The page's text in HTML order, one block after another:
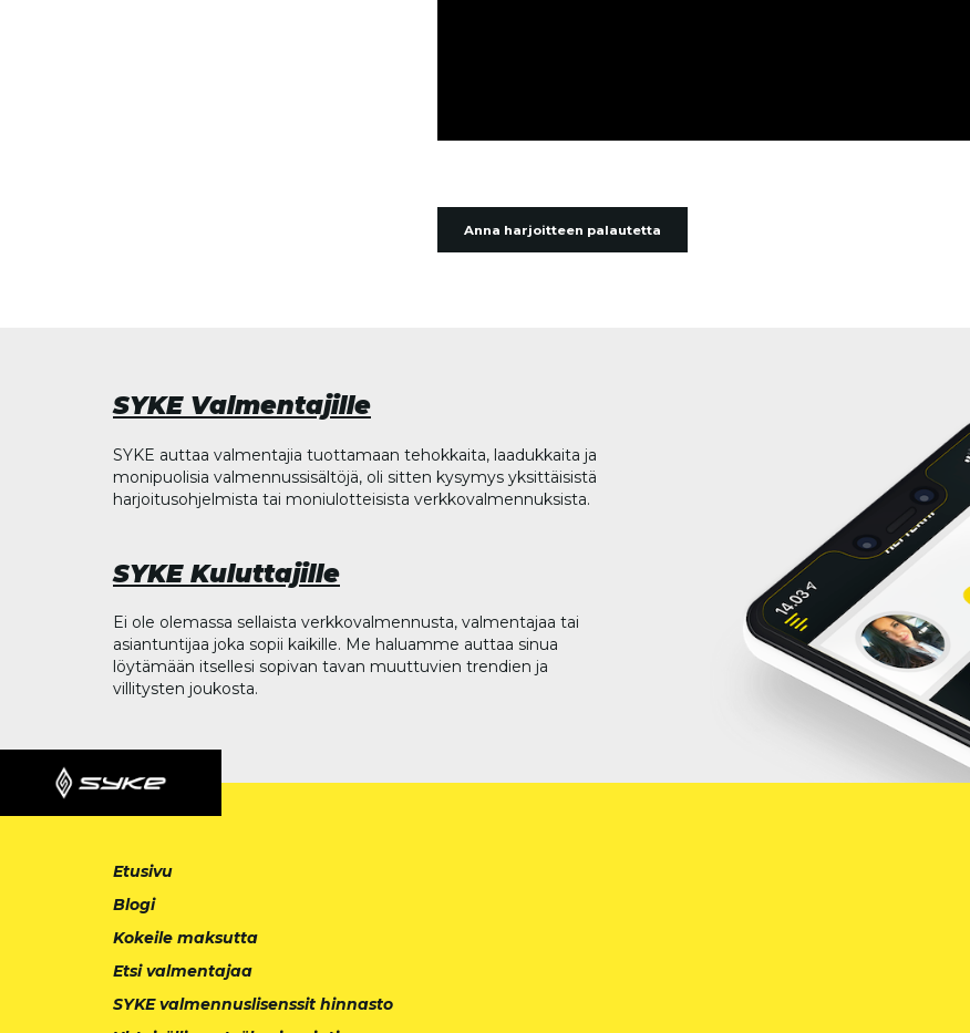
Anna harjoitteen palautetta
SYKE Valmentajille
SYKE auttaa valmentajia tuottamaan tehokkaita, laadukkaita ja
monipuolisia valmennussisältöjä, oli sitten kysymys yksittäisistä
harjoitusohjelmista tai moniulotteisista verkkovalmennuksista.
SYKE Kuluttajille
Ei ole olemassa sellaista verkkovalmennusta, valmentajaa tai
asiantuntijaa joka sopii kaikille. Me haluamme auttaa sinua
löytämään itsellesi sopivan tavan muuttuvien trendien ja
villitysten joukosta.
Etusivu
Blogi
Kokeile maksutta
Etsi valmentajaa
SYKE valmennuslisenssit hinnasto